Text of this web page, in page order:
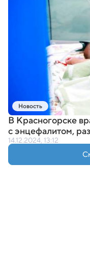
Новость
В Красногорске
с энцефалитом,
14.12.2024, 13:12